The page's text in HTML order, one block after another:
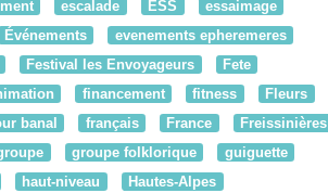
escalade ESS
essaimage
Événements
evenements epheremeres
Festival les Envoyageurs
Fete
financement fitness
Fleurs
banal français France
Freissinières
groupe folklorique
guiguette
haut-niveau
Hautes-Alpes